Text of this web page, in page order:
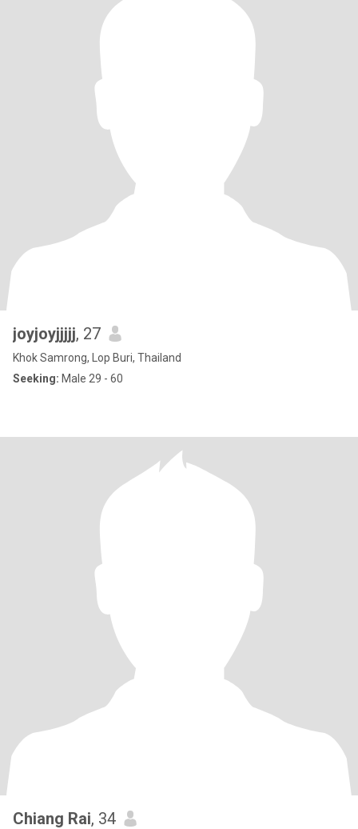
joyjoyjjjjj, 27
Khok Samrong, Lop Buri, Thailand
Seeking: Male 29 - 60
Chiang Rai, 34